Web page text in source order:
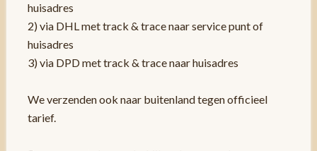
huisadres
2) via DHL met track & trace naar service punt of
huisadres
3) via DPD met track & trace naar huisadres
We verzenden ook naar buitenland tegen officieel
tarief.